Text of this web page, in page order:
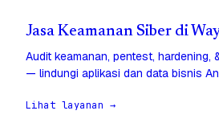
Jasa Keamanan Siber di
Audit keamanan, pentest, hardening,
— lindungi aplikasi dan data bisnis
Lihat layanan →